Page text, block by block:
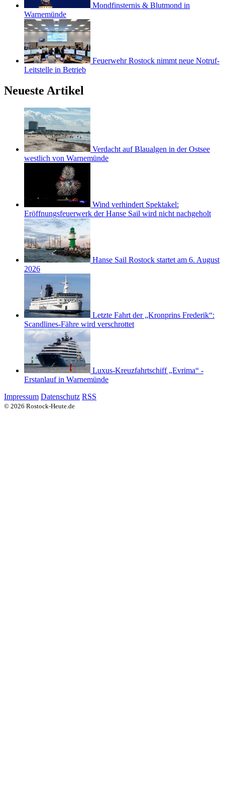
Mondfinsternis & Blutmond in
Warnemünde
Feuerwehr Rostock nimmt neue Notruf-
Leitstelle in Betrieb
Neueste Artikel
Verdacht auf Blaualgen in der Ostsee
westlich von Warnemünde
Wind verhindert Spektakel:
Eröffnungsfeuerwerk der Hanse Sail wird nicht nachgeholt
Hanse Sail Rostock startet am 6. August
2026
Letzte Fahrt der „Kronprins Frederik“:
Scandlines-Fähre wird verschrottet
Luxus-Kreuzfahrtschiff „Evrima“ -
Erstanlauf in Warnemünde
Impressum Datenschutz RSS
© 2026 Rostock-Heute.de